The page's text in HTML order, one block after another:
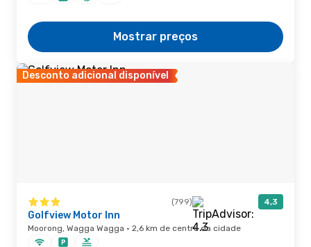
Mostrar preços
Desconto adicional disponível
(799) 4,3
Golfview Motor Inn
Moorong, Wagga Wagga · 2,6 km de centro da cidade